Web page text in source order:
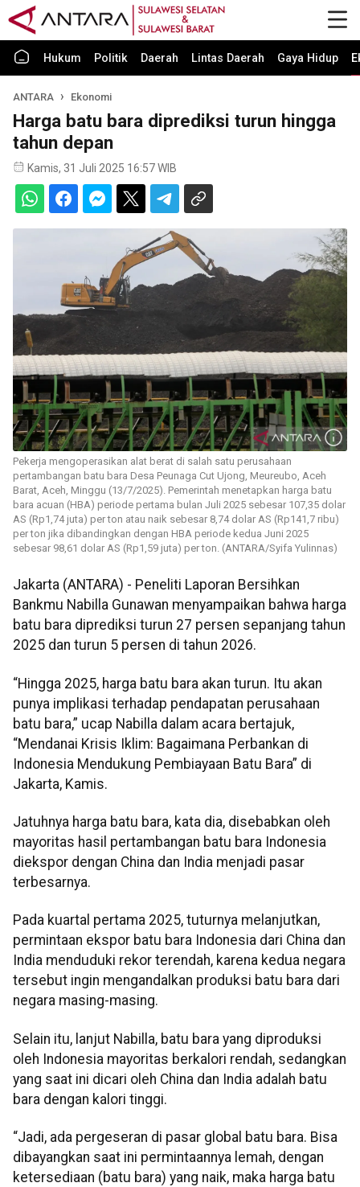
Hukum Politik Daerah Lintas Daerah Gaya Hidup
ANTARA Ekonomi
Harga batu bara diprediksi turun hingga
tahun depan
Kamis, 31 Juli 2025 16:57 WIB
Pekerja mengoperasikan alat berat di salah satu perusahaan
pertambangan batu bara Desa Peunaga Cut Ujong, Meureubo, Aceh
Barat, Aceh, Minggu (13/7/2025). Pemerintah menetapkan harga batu
bara acuan (HBA) periode pertama bulan Juli 2025 sebesar 107,35 dolar
AS (Rp1,74 juta) per ton atau naik sebesar 8,74 dolar AS (Rp141,7 ribu)
per ton jika dibandingkan dengan HBA periode kedua Juni 2025
sebesar 98,61 dolar AS (Rp1,59 juta) per ton. (ANTARA/Syifa Yulinnas)
Jakarta (ANTARA) - Peneliti Laporan Bersihkan
Bankmu Nabilla Gunawan menyampaikan bahwa harga
batu bara diprediksi turun 27 persen sepanjang tahun
2025 dan turun 5 persen di tahun 2026.
“Hingga 2025, harga batu bara akan turun. Itu akan
punya implikasi terhadap pendapatan perusahaan
batu bara,” ucap Nabilla dalam acara bertajuk,
“Mendanai Krisis Iklim: Bagaimana Perbankan di
Indonesia Mendukung Pembiayaan Batu Bara” di
Jakarta, Kamis.
Jatuhnya harga batu bara, kata dia, disebabkan oleh
mayoritas hasil pertambangan batu bara Indonesia
diekspor dengan China dan India menjadi pasar
terbesarnya.
Pada kuartal pertama 2025, tuturnya melanjutkan,
permintaan ekspor batu bara Indonesia dari China dan
India menduduki rekor terendah, karena kedua negara
tersebut ingin mengandalkan produksi batu bara dari
negara masing-masing.
Selain itu, lanjut Nabilla, batu bara yang diproduksi
oleh Indonesia mayoritas berkalori rendah, sedangkan
yang saat ini dicari oleh China dan India adalah batu
bara dengan kalori tinggi.
“Jadi, ada pergeseran di pasar global batu bara. Bisa
dibayangkan saat ini permintaannya lemah, dengan
ketersediaan (batu bara) yang naik, maka harga batu